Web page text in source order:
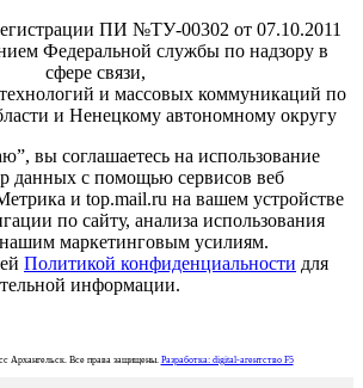
ПИ №ТУ-00302 от 07.10.2011
Федеральной службы по надзору в
сфере связи,
и массовых коммуникаций по
и Ненецкому автономному округу
вы соглашаетесь на использование
данных с помощью сервисов веб
и top.mail.ru на вашем устройстве
по сайту, анализа использования
нашим маркетинговым усилиям.
Политикой конфиденциальности для
информации.
Архангельск. Все права защищены. Разработка: digital-агентство F5